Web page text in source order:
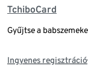
TchiboCard
Gyűjtse a
Ingyenes regisztráció